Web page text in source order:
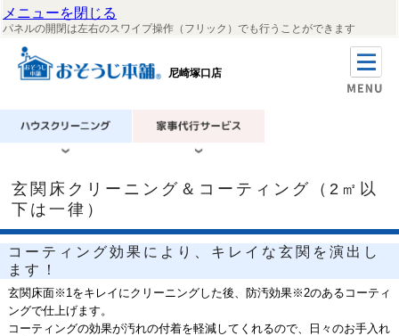
メニューを閉じる
パネルの開閉は左右のスワイプ操作（フリック）でも行うことができます
尼崎塚口店
玄関床クリーニング＆コーティング（2㎡以
下は一律）
コーティング効果により、キレイな玄関を演出し
ます！
玄関床面※1をキレイにクリーニングした後、防汚効果※2のあるコーティ
ングで仕上げます。
コーティングの効果が汚れの付着を軽減してくれるので、日々のお手入れ